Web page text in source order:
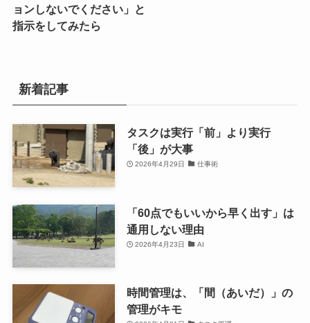
ョンしないでください」と
指示をしてみたら
新着記事
タスクは実行「前」より実行
「後」が大事
2026年4月29日 仕事術
「60点でもいいから早く出す」は
通用しない理由
2026年4月23日 AI
時間管理は、「間（あいだ）」の
管理がキモ